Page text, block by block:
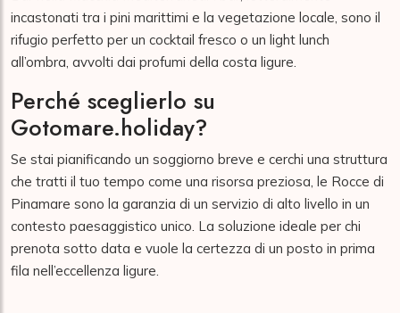
incastonati tra i pini marittimi e la vegetazione locale, sono il
rifugio perfetto per un cocktail fresco o un light lunch
all’ombra, avvolti dai profumi della costa ligure.
Perché sceglierlo su
Gotomare.holiday?
Se stai pianificando un soggiorno breve e cerchi una struttura
che tratti il tuo tempo come una risorsa preziosa, le Rocce di
Pinamare sono la garanzia di un servizio di alto livello in un
contesto paesaggistico unico. La soluzione ideale per chi
prenota sotto data e vuole la certezza di un posto in prima
fila nell’eccellenza ligure.